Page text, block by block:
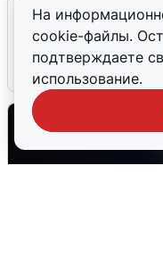
На
cookie-файлы.
подтверждаете
использование.
В Воронеже
после сигнала
5 августа 0